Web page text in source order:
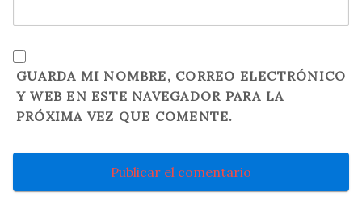
GUARDA MI NOMBRE, CORREO ELECTRÓNICO
Y WEB EN ESTE NAVEGADOR PARA LA
PRÓXIMA VEZ QUE COMENTE.